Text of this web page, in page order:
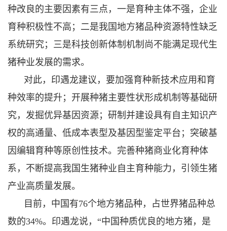
种改良的主要因素有三点，一是育种主体不强，企业
育种积极性不高；二是我国地方猪品种资源特性缺乏
系统研究；三是科技创新体制机制尚不能满足现代生
猪种业发展的需求。
对此，印遇龙建议，要加强育种新技术应用和育
种效率的提升；开展种猪主要性状形成机制等基础研
究，发掘优异基因资源；研制并建设具有自主知识产
权的高通量、低成本表型及基因型鉴定平台；突破基
因编辑育种等原创性技术。完善种猪商业化育种体
系，不断提高我国生猪种业自主育种能力，引领生猪
产业高质量发展。
目前，中国有76个地方猪品种，占世界猪品种总
数的34%。印遇龙说，“中国种质优良的地方猪，是